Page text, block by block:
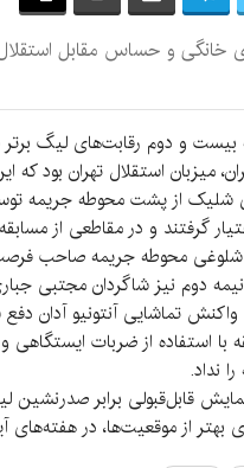
خانگی و حساس مقابل
استقلال تهران بود که
گل این مسابقه در دقیقه ۱۵ روی شلیک
گرفتند و در مقاطعی از
محوطه جریمه صاحب فرصت
دوم نیز شاگردان مجتبی
واکنش تماشایی آنتونیو آدان
با استفاده از ضربات
نداد.
برابر صدرنشین لیگ
بهتر از موقعیت‌ها، در